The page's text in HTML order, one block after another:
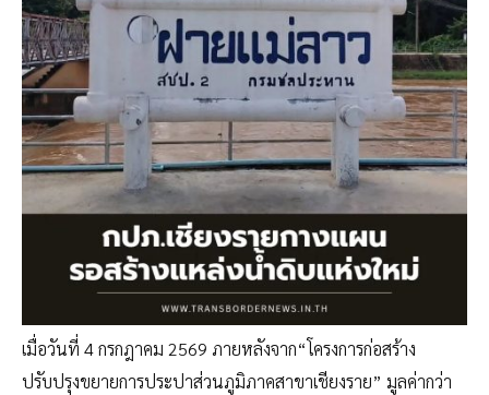
เมื่อวันที่ 4 กรกฎาคม 2569 ภายหลังจาก“โครงการก่อสร้าง
ปรับปรุงขยายการประปาส่วนภูมิภาคสาขาเชียงราย” มูลค่ากว่า